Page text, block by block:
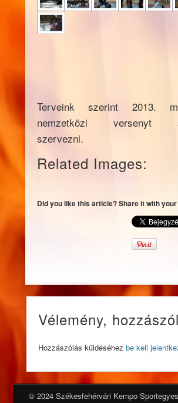
Terveink szerint 2013.
nemzetközi versenyt
szervezni.
Related Images:
Did you like this article? Share it with
Vélemény,
Hozzászólás küldéséhez be kell
© 2024 Székesfehérvári Kempo